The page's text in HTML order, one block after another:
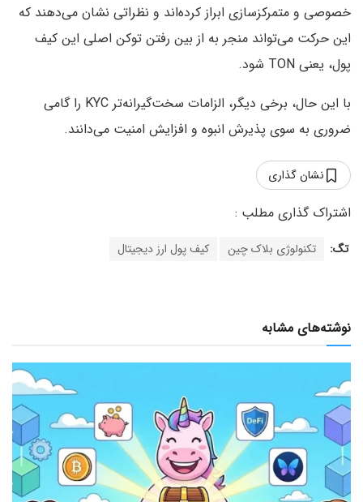
خصوصی و متمرکزسازی ابراز کرده‌اند و نظراتی نشان می‌دهند که
این حرکت می‌تواند منجر به از بین رفتن توکن اصلی این کیف
پول، یعنی TON شود.
با این حال، برخی دیگر، الزامات سخت‌گیرانه‌تر KYC را گامی
ضروری به سوی پذیرش انبوه و افزایش امنیت می‌دانند.
نشان گذاری
تگ: تکنولوژی بلاک چین کیف پول ارز دیجیتال
نوشته‌های مشابه